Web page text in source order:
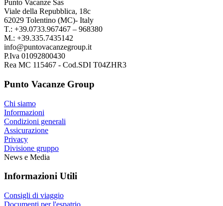
Punto Vacanze Sas
Viale della Repubblica, 18c
62029 Tolentino (MC)- Italy
T.: +39.0733.967467 – 968380
M.: +39.335.7435142
info@puntovacanzegroup.it
P.Iva 01092800430
Rea MC 115467 - Cod.SDI T04ZHR3
Punto Vacanze Group
Chi siamo
Informazioni
Condizioni generali
Assicurazione
Privacy
Divisione gruppo
News e Media
Informazioni Utili
Consigli di viaggio
Documenti per l'espatrio